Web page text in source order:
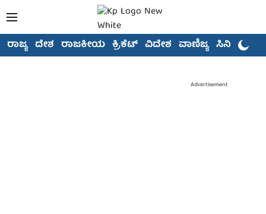
ರಾಜ್ಯ ದೇಶ ರಾಜಕೀಯ ಕ್ರಿಕೆಟ್ ವಿದೇಶ ವಾಣಿಜ್ಯ ಸಿನಿಮಾ
Advertisement